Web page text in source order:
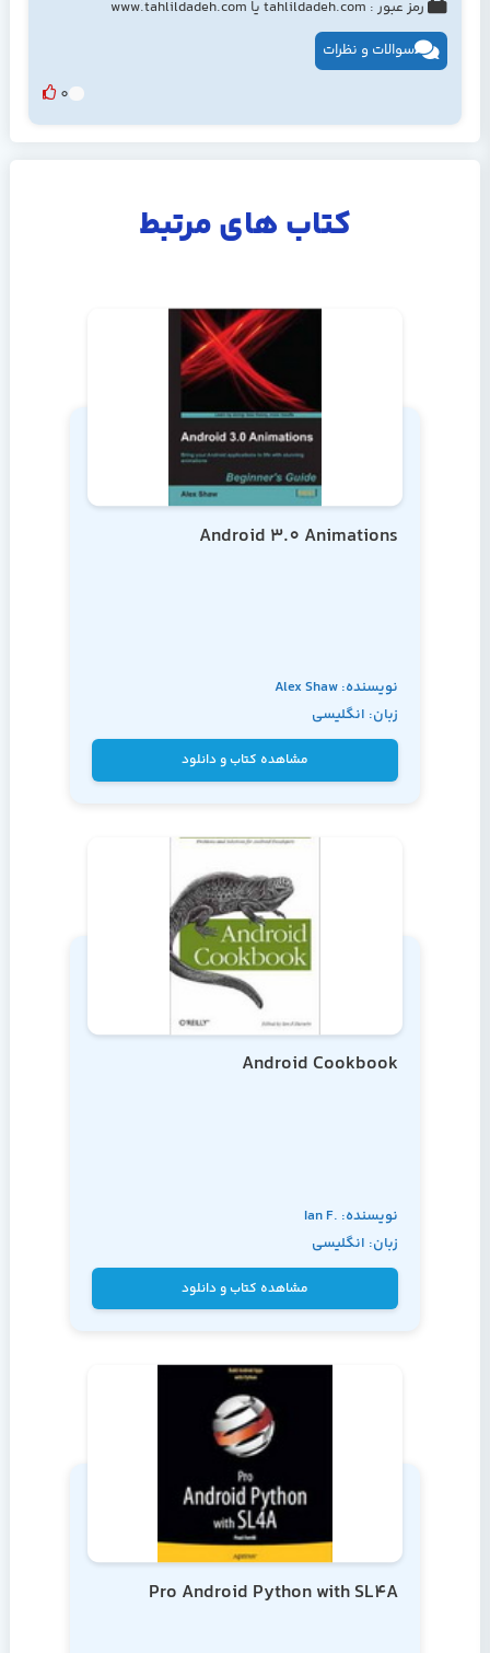
رمز عبور : tahlildadeh.com یا www.tahlildadeh.com
سوالات و نظرات
0
کتاب های مرتبط
Android 3.0 Animations
نویسنده: Alex Shaw
زبان: انگلیسی
مشاهده کتاب و دانلود
Android Cookbook
نویسنده: Ian F.
Darwin
زبان: انگلیسی
مشاهده کتاب و دانلود
Pro Android Python with SL4A